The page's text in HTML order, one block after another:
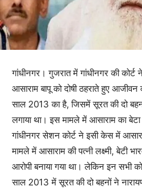
गांधीनगर। गुजरात में गांधीनगर की
आसाराम बापू को दोषी ठहराते हुए
साल 2013 का है, जिसमें सूरत की दो
लगाया था। इस मामले में आसाराम का बेटा
गांधीनगर सेशन कोर्ट ने इसी केस में
मामले में आसाराम की पत्नी लक्ष्मी, बेटी
आरोपी बनाया गया था। लेकिन इन सभी
साल 2013 में सूरत की दो बहनों ने